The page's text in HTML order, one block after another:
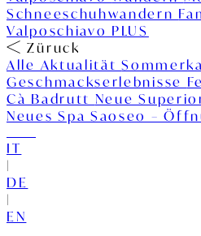
Schneeschuhwandern
Valposchiavo PLUS
Züruck
Alle Aktualität
Geschmackserlebnisse
Cà Badrutt Neue
Neues Spa Saoseo –
IT
|
DE
|
EN